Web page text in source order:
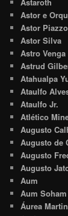
Astaroth
Astor e
Astor
Astor Silva
Astro Venga
Astrud
Atahualpa
Ataulfo
Ataulfo Jr.
Atlético
Augusto
Augusto de
Augusto
Augusto
Aum
Aum Soham
Áurea